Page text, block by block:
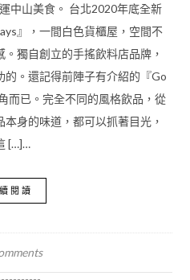
中山美食。 台北2020年底全新
』，一間白色貨櫃屋，空間不
獨自創立的手搖飲料店品牌，
。還記得前陣子有介紹的『Go
而已。完全不同的風格飲品，從
身的味道，都可以抓著目光，
[…]…
閱讀